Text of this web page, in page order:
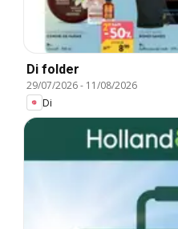
Di folder
29/07/2026- 11/08/2026
Di